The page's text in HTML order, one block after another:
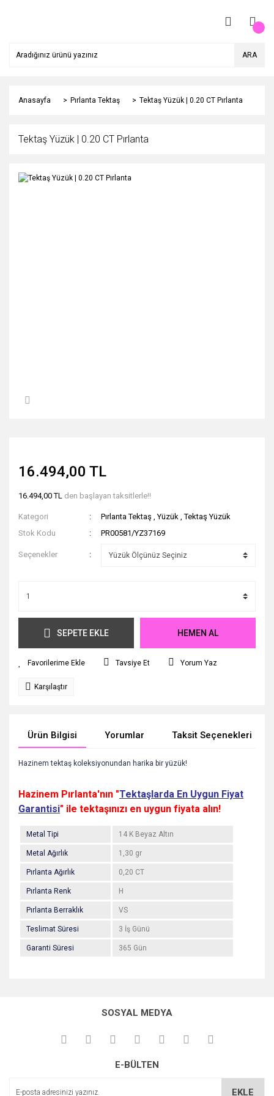
ARA
Anasayfa Pırlanta Tektaş Tektaş Yüzük | 0.20 CT Pırlanta
Tektaş Yüzük | 0.20 CT Pırlanta
16.494,00 TL
16.494,00 TL den başlayan taksitlerle!!
Kategori Pırlanta Tektaş ,Yüzük ,Tektaş Yüzük
Stok Kodu
PR00581/YZ37169
Seçenekler
SEPETE EKLE HEMEN AL
Tavsiye Et Yorum Yaz
Karşılaştır
Ürün Bilgisi Yorumlar Taksit Seçenekleri
Hazinem tektaş koleksiyonundan harika bir yüzük!
Hazinem Pırlanta'nın "Tektaşlarda En Uygun Fiyat
Garantisi" ile tektaşınızı en uygun fiyata alın!
Metal Tipi 14 K Beyaz Altın
Metal Ağırlık 1,30 gr
Pırlanta Ağırlık 0,20 CT
Pırlanta Renk H
Pırlanta Berraklık VS
Teslimat Süresi 3 İş Günü
Garanti Süresi 365 Gün
kullanarak tarafımıza iletebilirsiniz.
Görüş ve önerileriniz için teşekkür ederiz.
Ürün açıklamasında eksik bilgiler bulunuyor.
SOSYAL MEDYA
E-BÜLTEN
EKLE